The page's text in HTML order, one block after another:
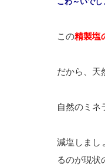
この精製塩
だから、天
自然のミネ
減塩しまし
るのが現状